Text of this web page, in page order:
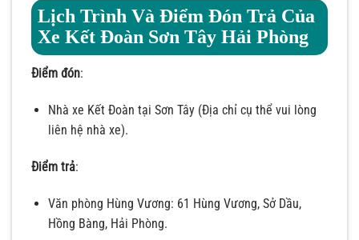
Lịch Trình Và Điểm Đón Trả Của
Xe Kết Đoàn Sơn Tây Hải Phòng
Điểm đón:
Nhà xe Kết Đoàn tại Sơn Tây (Địa chỉ cụ thể vui lòng
liên hệ nhà xe).
Điểm trả:
Văn phòng Hùng Vương: 61 Hùng Vương, Sở Dầu,
Hồng Bàng, Hải Phòng.